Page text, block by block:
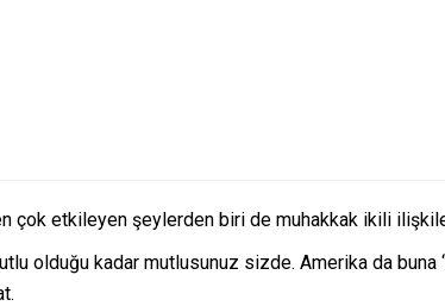
çok etkileyen şeylerden biri de muhakkak ikili
olduğu kadar mutlusunuz sizde. Amerika da buna